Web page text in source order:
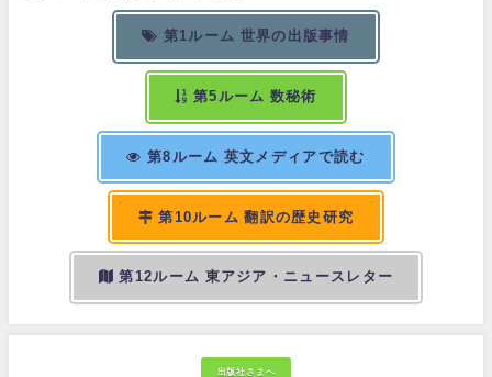
第1ルーム 世界の出版事情
第5ルーム 数秘術
第8ルーム 英文メディアで読む
第10ルーム 翻訳の歴史研究
第12ルーム 東アジア・ニュースレター
出版社さまへ